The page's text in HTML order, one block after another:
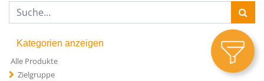
Kategorien anzeigen
Alle Produkte
Zielgruppe